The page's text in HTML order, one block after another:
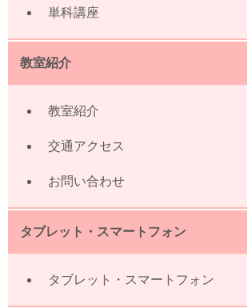
単科講座
教室紹介
教室紹介
交通アクセス
お問い合わせ
タブレット・スマートフォン
タブレット・スマートフォン